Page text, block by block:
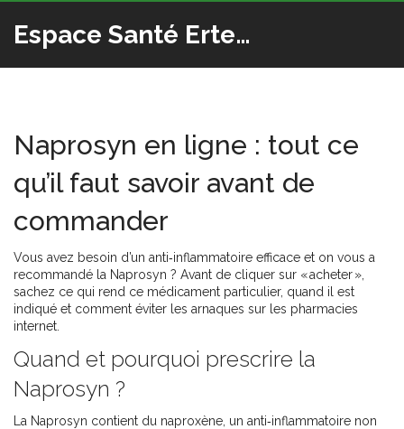
Espace Santé Ertedis
Naprosyn en ligne : tout ce
qu’il faut savoir avant de
commander
Vous avez besoin d’un anti‑inflammatoire efficace et on vous a
recommandé la Naprosyn ? Avant de cliquer sur « acheter »,
sachez ce qui rend ce médicament particulier, quand il est
indiqué et comment éviter les arnaques sur les pharmacies
internet.
Quand et pourquoi prescrire la
Naprosyn ?
La Naprosyn contient du naproxène, un anti‑inflammatoire non